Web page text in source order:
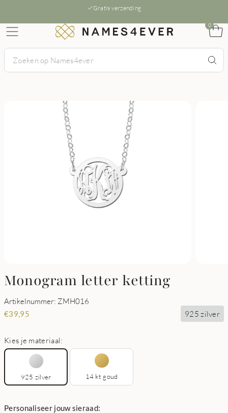
Gratis verzending
0
Monogram letter ketting
Artikelnummer: ZMH016
€39,95 925 zilver
Kies je materiaal:
925 zilver 14 kt goud
Personaliseer jouw sieraad: